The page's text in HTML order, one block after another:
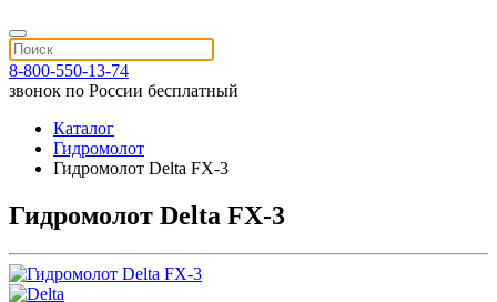
8-800-550-13-74
звонок по России бесплатный
Каталог
Гидромолот
Гидромолот Delta FX-3
Гидромолот Delta FX-3